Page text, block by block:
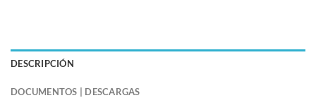
DESCRIPCIÓN
DOCUMENTOS | DESCARGAS